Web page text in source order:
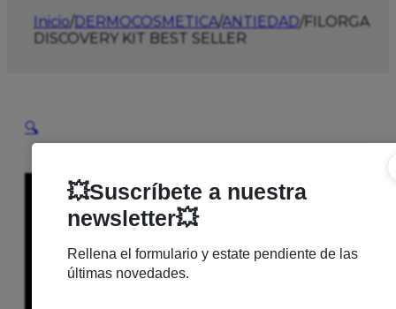
Inicio/DERMOCOSMETICA/ANTIEDAD/FILORGA
DISCOVERY KIT BEST SELLER
🔍